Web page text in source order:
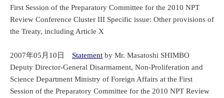
First Session of the Preparatory Committee for the 2010 NPT
Review Conference Cluster III Specific issue: Other provisions of
the Treaty, including Article X
2007年05月10日 Statement by Mr. Masatoshi SHIMBO
Deputy Director-General Disarmament, Non-Proliferation and
Science Department Ministry of Foreign Affairs at the First
Session of the Preparatory Committee for the 2010 NPT Review